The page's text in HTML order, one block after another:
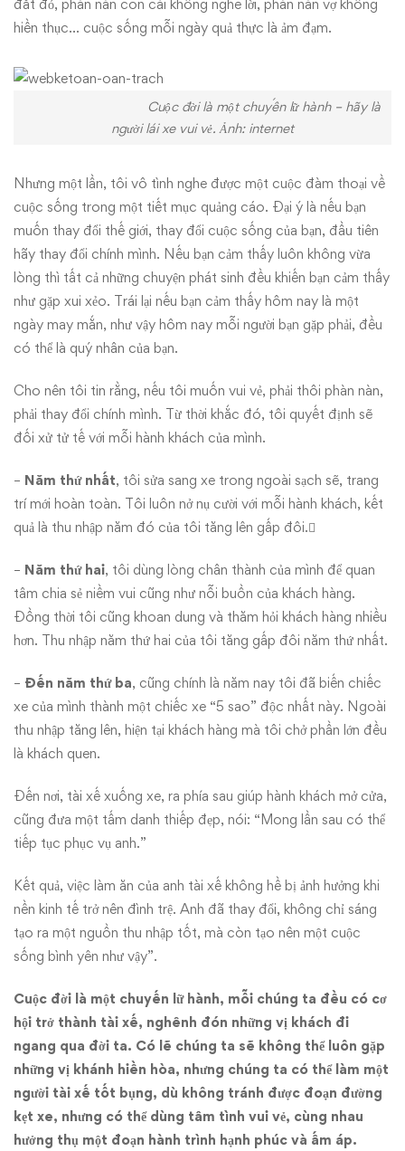
đắt đỏ, phàn nàn con cái không nghe lời, phàn nàn vợ không
hiền thục… cuộc sống mỗi ngày quả thực là ảm đạm.
Cuộc đời là một chuyến lữ hành – hãy là
người lái xe vui vẻ. Ảnh: internet
Nhưng một lần, tôi vô tình nghe được một cuộc đàm thoại về
cuộc sống trong một tiết mục quảng cáo. Đại ý là nếu bạn
muốn thay đổi thế giới, thay đổi cuộc sống của bạn, đầu tiên
hãy thay đổi chính mình. Nếu bạn cảm thấy luôn không vừa
lòng thì tất cả những chuyện phát sinh đều khiến bạn cảm thấy
như gặp xui xẻo. Trái lại nếu bạn cảm thấy hôm nay là một
ngày may mắn, như vậy hôm nay mỗi người bạn gặp phải, đều
có thể là quý nhân của bạn.
Cho nên tôi tin rằng, nếu tôi muốn vui vẻ, phải thôi phàn nàn,
phải thay đổi chính mình. Từ thời khắc đó, tôi quyết định sẽ
đối xử tử tế với mỗi hành khách của mình.
– Năm thứ nhất, tôi sửa sang xe trong ngoài sạch sẽ, trang
trí mới hoàn toàn. Tôi luôn nở nụ cười với mỗi hành khách, kết
quả là thu nhập năm đó của tôi tăng lên gấp đôi.
– Năm thứ hai, tôi dùng lòng chân thành của mình để quan
tâm chia sẻ niềm vui cũng như nỗi buồn của khách hàng.
Đồng thời tôi cũng khoan dung và thăm hỏi khách hàng nhiều
hơn. Thu nhập năm thứ hai của tôi tăng gấp đôi năm thứ nhất.
– Đến năm thứ ba, cũng chính là năm nay tôi đã biến chiếc
xe của mình thành một chiếc xe “5 sao” độc nhất này. Ngoài
thu nhập tăng lên, hiện tại khách hàng mà tôi chở phần lớn đều
là khách quen.
Đến nơi, tài xế xuống xe, ra phía sau giúp hành khách mở cửa,
cũng đưa một tấm danh thiếp đẹp, nói: “Mong lần sau có thể
tiếp tục phục vụ anh.”
Kết quả, việc làm ăn của anh tài xế không hề bị ảnh hưởng khi
nền kinh tế trở nên đình trệ. Anh đã thay đổi, không chỉ sáng
tạo ra một nguồn thu nhập tốt, mà còn tạo nên một cuộc
sống bình yên như vậy”.
Cuộc đời là một chuyến lữ hành, mỗi chúng ta đều có cơ
hội trở thành tài xế, nghênh đón những vị khách đi
ngang qua đời ta. Có lẽ chúng ta sẽ không thể luôn gặp
những vị khánh hiền hòa, nhưng chúng ta có thể làm một
người tài xế tốt bụng, dù không tránh được đoạn đường
kẹt xe, nhưng có thể dùng tâm tình vui vẻ, cùng nhau
hưởng thụ một đoạn hành trình hạnh phúc và ấm áp.